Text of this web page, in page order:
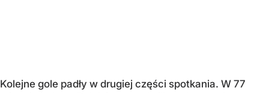
Kolejne gole padły w drugiej części spotkania. W 77